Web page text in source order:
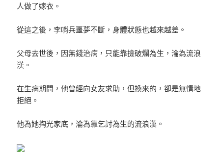
人做了嫁衣。
從這之後，李哨兵噩夢不斷，身體狀態也越來越差。
父母去世後，因無錢治病，只能靠撿破爛為生，淪為流浪
漢。
在生病期間，他曾經向女友求助，但換來的，卻是無情地
拒絕。
他為她掏光家底，淪為靠乞討為生的流浪漢。